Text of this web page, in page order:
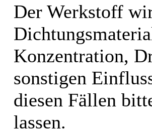
Der Werkstoff
Konzentration,
sonstigen
diesen Fällen
lassen.